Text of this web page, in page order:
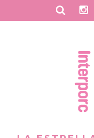
I
s
t
a
g